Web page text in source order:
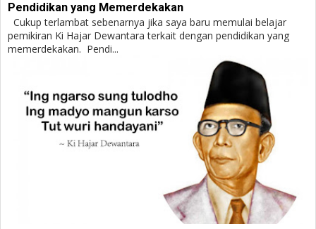
Pendidikan yang Memerdekakan
Cukup terlambat sebenarnya jika saya baru memulai belajar
pemikiran Ki Hajar Dewantara terkait dengan pendidikan yang
memerdekakan. Pendi...